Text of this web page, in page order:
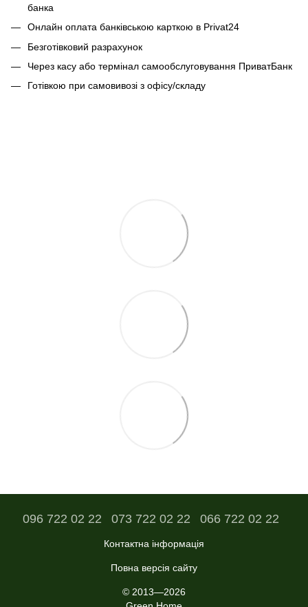
банка
Онлайн оплата банківською карткою в Privat24
Безготівковий разрахунок
Через касу або термінал самообслуговування ПриватБанк
Готівкою при самовивозі з офісу/складу
096 722 02 22 073 722 02 22 066 722 02 22
Контактна інформація
Повна версія сайту
© 2013—2026